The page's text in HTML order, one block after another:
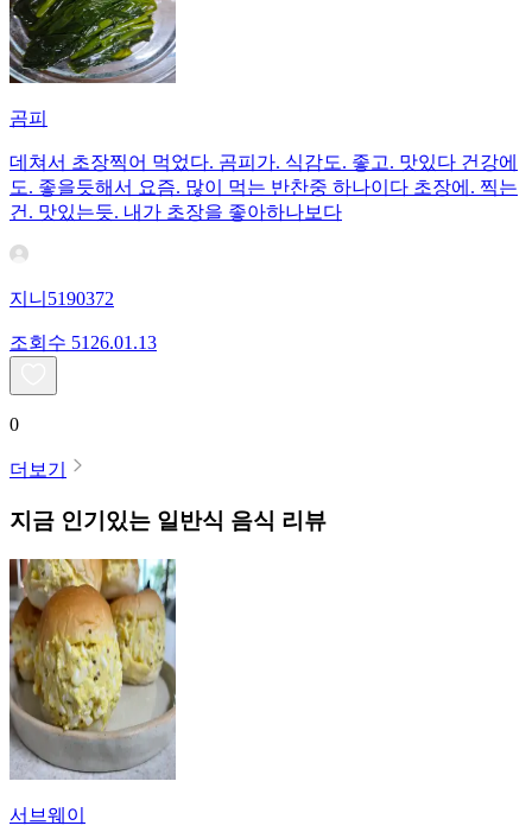
곰피
데쳐서 초장찍어 먹었다. 곰피가. 식감도. 좋고. 맛있다 건강에
도. 좋을듯해서 요즘. 많이 먹는 반찬중 하나이다 초장에. 찍는
건. 맛있는듯. 내가 초장을 좋아하나보다
지니5190372
조회수 51 26.01.13
0
더보기
지금 인기있는 일반식 음식 리뷰
서브웨이